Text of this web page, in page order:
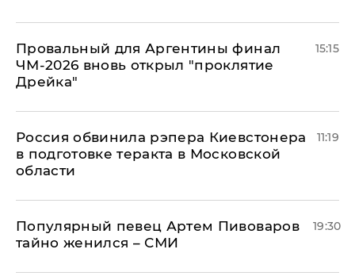
Провальный для Аргентины финал
ЧМ-2026 вновь открыл "проклятие
Дрейка"
15:15
Россия обвинила рэпера Киевстонера
в подготовке теракта в Московской
области
11:19
Популярный певец Артем Пивоваров
тайно женился – СМИ
19:30